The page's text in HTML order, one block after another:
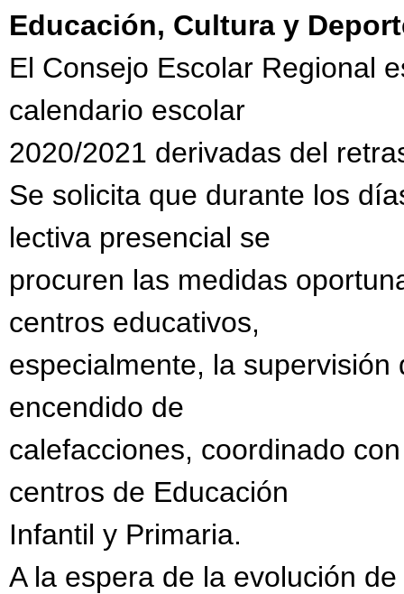
Educación, Cultura y
El Consejo Escolar Regional
calendario escolar
2020/2021 derivadas del
Se solicita que durante los
lectiva presencial se
procuren las medidas
centros educativos,
especialmente, la
encendido de
calefacciones, coordinado
centros de Educación
Infantil y Primaria.
A la espera de la evolución